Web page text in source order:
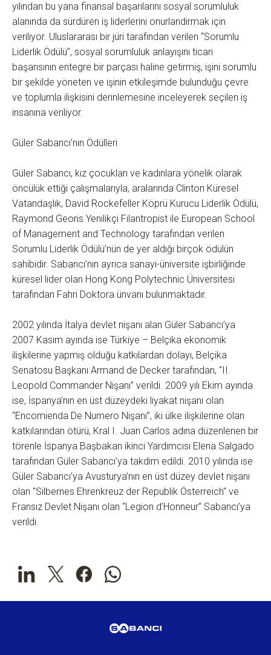
yılından bu yana finansal başarılarını sosyal sorumluluk
alanında da sürdüren iş liderlerini onurlandırmak için
veriliyor. Uluslararası bir jüri tarafından verilen “Sorumlu
Liderlik Ödülü”, sosyal sorumluluk anlayışını ticari
başarısının entegre bir parçası haline getirmiş, işini sorumlu
bir şekilde yöneten ve işinin etkileşimde bulunduğu çevre
ve toplumla ilişkisini derinlemesine inceleyerek seçilen iş
insanına veriliyor.
Güler Sabancı’nın Ödülleri
Güler Sabancı, kız çocukları ve kadınlara yönelik olarak
öncülük ettiği çalışmalarıyla, aralarında Clinton Küresel
Vatandaşlık, David Rockefeller Köprü Kurucu Liderlik Ödülü,
Raymond Georis Yenilikçi Filantropist ile European School
of Management and Technology tarafından verilen
Sorumlu Liderlik Ödülü’nün de yer aldığı birçok ödülün
sahibidir. Sabancı’nın ayrıca sanayi-üniversite işbirliğinde
küresel lider olan Hong Kong Polytechnic Üniversitesi
tarafından Fahri Doktora ünvanı bulunmaktadır.
2002 yılında İtalya devlet nişanı alan Güler Sabancı’ya
2007 Kasım ayında ise Türkiye – Belçika ekonomik
ilişkilerine yapmış olduğu katkılardan dolayı, Belçika
Senatosu Başkanı Armand de Decker tarafından, “II.
Leopold Commander Nişanı” verildi. 2009 yılı Ekim ayında
ise, İspanya’nın en üst düzeydeki liyakat nişanı olan
“Encomienda De Numero Nişanı”, iki ülke ilişkilerine olan
katkılarından ötürü, Kral I. Juan Carlos adına düzenlenen bir
törenle İspanya Başbakan ikinci Yardımcısı Elena Salgado
tarafından Güler Sabancı’ya takdim edildi. 2010 yılında ise
Güler Sabancı’ya Avusturya’nın en üst düzey devlet nişanı
olan "Silbernes Ehrenkreuz der Republik Österreich" ve
Fransız Devlet Nişanı olan “Legion d’Honneur” Sabancı’ya
verildi.